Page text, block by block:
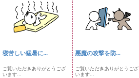
寝苦しい猛暑に...
ご覧いただきありがとうござ
います...
悪魔の攻撃を防...
ご覧いただきありがとうござ
います...